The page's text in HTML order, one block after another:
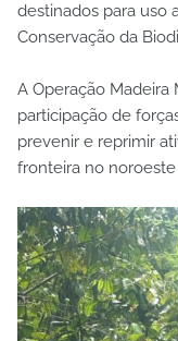
destinados para uso
Conservação da
A Operação
participação de
prevenir e reprimir
fronteira no